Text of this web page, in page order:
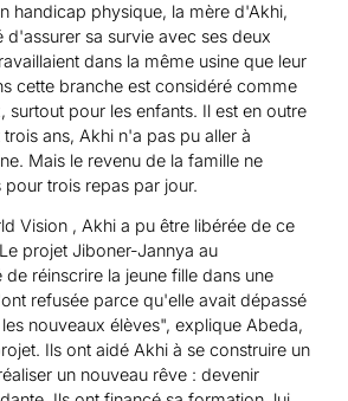
handicap physique, la mère d'Akhi,
d'assurer sa survie avec ses deux
dans la même usine que leur
cette branche est considéré comme
surtout pour les enfants. Il est en outre
ans, Akhi n'a pas pu aller à
Mais le revenu de la famille ne
trois repas par jour.
Vision , Akhi a pu être libérée de ce
projet Jiboner-Jannya au
de réinscrire la jeune fille dans une
refusée parce qu'elle avait dépassé
nouveaux élèves", explique Abeda,
Ils ont aidé Akhi à se construire un
un nouveau rêve : devenir